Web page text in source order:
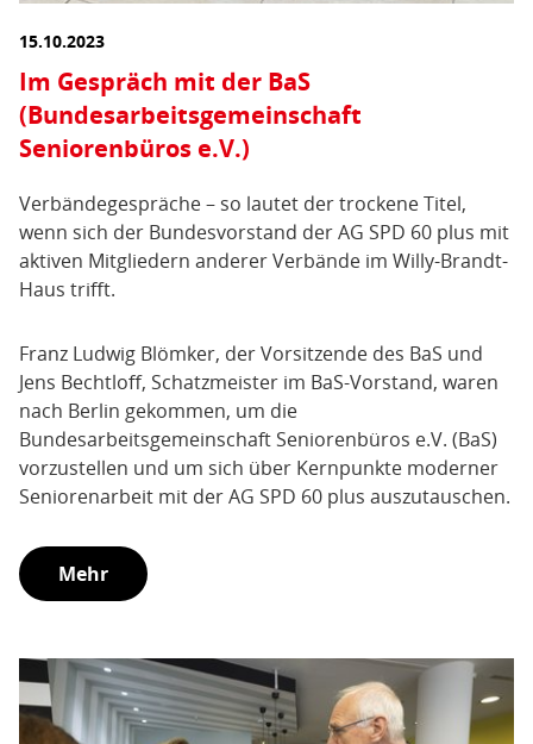
15.10.2023
Im Gespräch mit der BaS
(Bundesarbeitsgemeinschaft
Seniorenbüros e.V.)
Verbändegespräche – so lautet der trockene Titel,
wenn sich der Bundesvorstand der AG SPD 60 plus mit
aktiven Mitgliedern anderer Verbände im Willy-Brandt-
Haus trifft.
Franz Ludwig Blömker, der Vorsitzende des BaS und
Jens Bechtloff, Schatzmeister im BaS-Vorstand, waren
nach Berlin gekommen, um die
Bundesarbeitsgemeinschaft Seniorenbüros e.V. (BaS)
vorzustellen und um sich über Kernpunkte moderner
Seniorenarbeit mit der AG SPD 60 plus auszutauschen.
Mehr